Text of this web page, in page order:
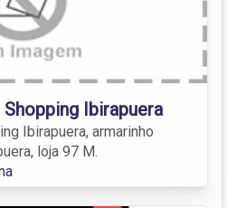
Ibirapuera
Ibirapuera, armarinho
loja 97 M.